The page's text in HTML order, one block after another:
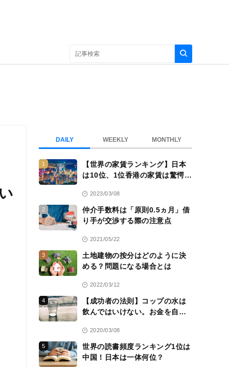
DAILY WEEKLY MONTHLY
1
【世界の家賃ランキング】日本
は10位、1位香港の家賃は驚愕
2023/03/08
2
仲介手数料は「原則0.5ヵ月」借
り手が交渉する際の注意点
2021/05/22
3
土地建物の按分はどのように決
める？問題になる場合とは
2022/03/12
4
【成功者の法則】コップの水は
飲んではいけない。お金を自分
える2020/03/08
5
世界の読書頻度ランキング1位は
中国！日本は一体何位？